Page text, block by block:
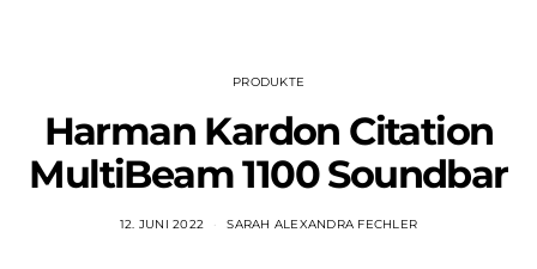
PRODUKTE
Harman Kardon Citation
MultiBeam 1100 Soundbar
12. JUNI 2022 SARAH ALEXANDRA FECHLER